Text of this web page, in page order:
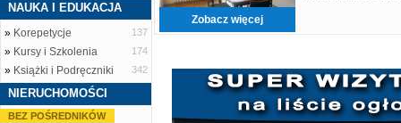
NAUKA I EDUKACJA
» Korepetycje 137
» Kursy i Szkolenia 174
» Książki i Podręczniki 342
NIERUCHOMOŚCI
BEZ POŚREDNIKÓW
Zobacz więcej